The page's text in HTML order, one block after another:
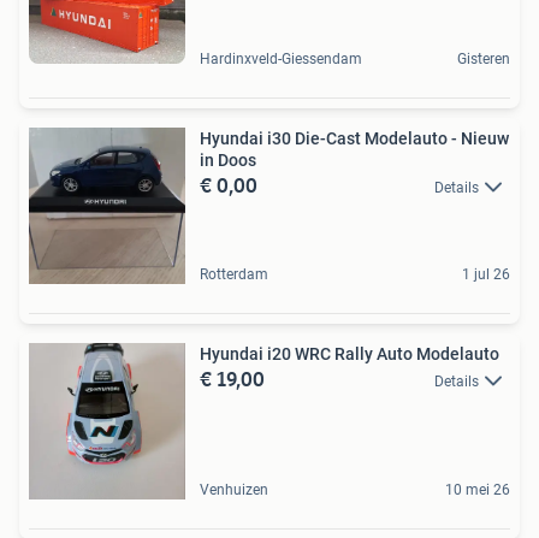
Hardinxveld-Giessendam Gisteren
Hyundai i30 Die-Cast Modelauto - Nieuw
in Doos
€ 0,00 Details
Rotterdam 1 jul 26
Hyundai i20 WRC Rally Auto Modelauto
€ 19,00 Details
Venhuizen 10 mei 26